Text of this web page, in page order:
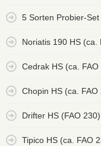
5 Sorten Probier-Set
Noriatis 190 HS
Cedrak HS (ca. FAO
Chopin HS (ca. FAO
Drifter HS (FAO
Tipico HS (ca. FAO